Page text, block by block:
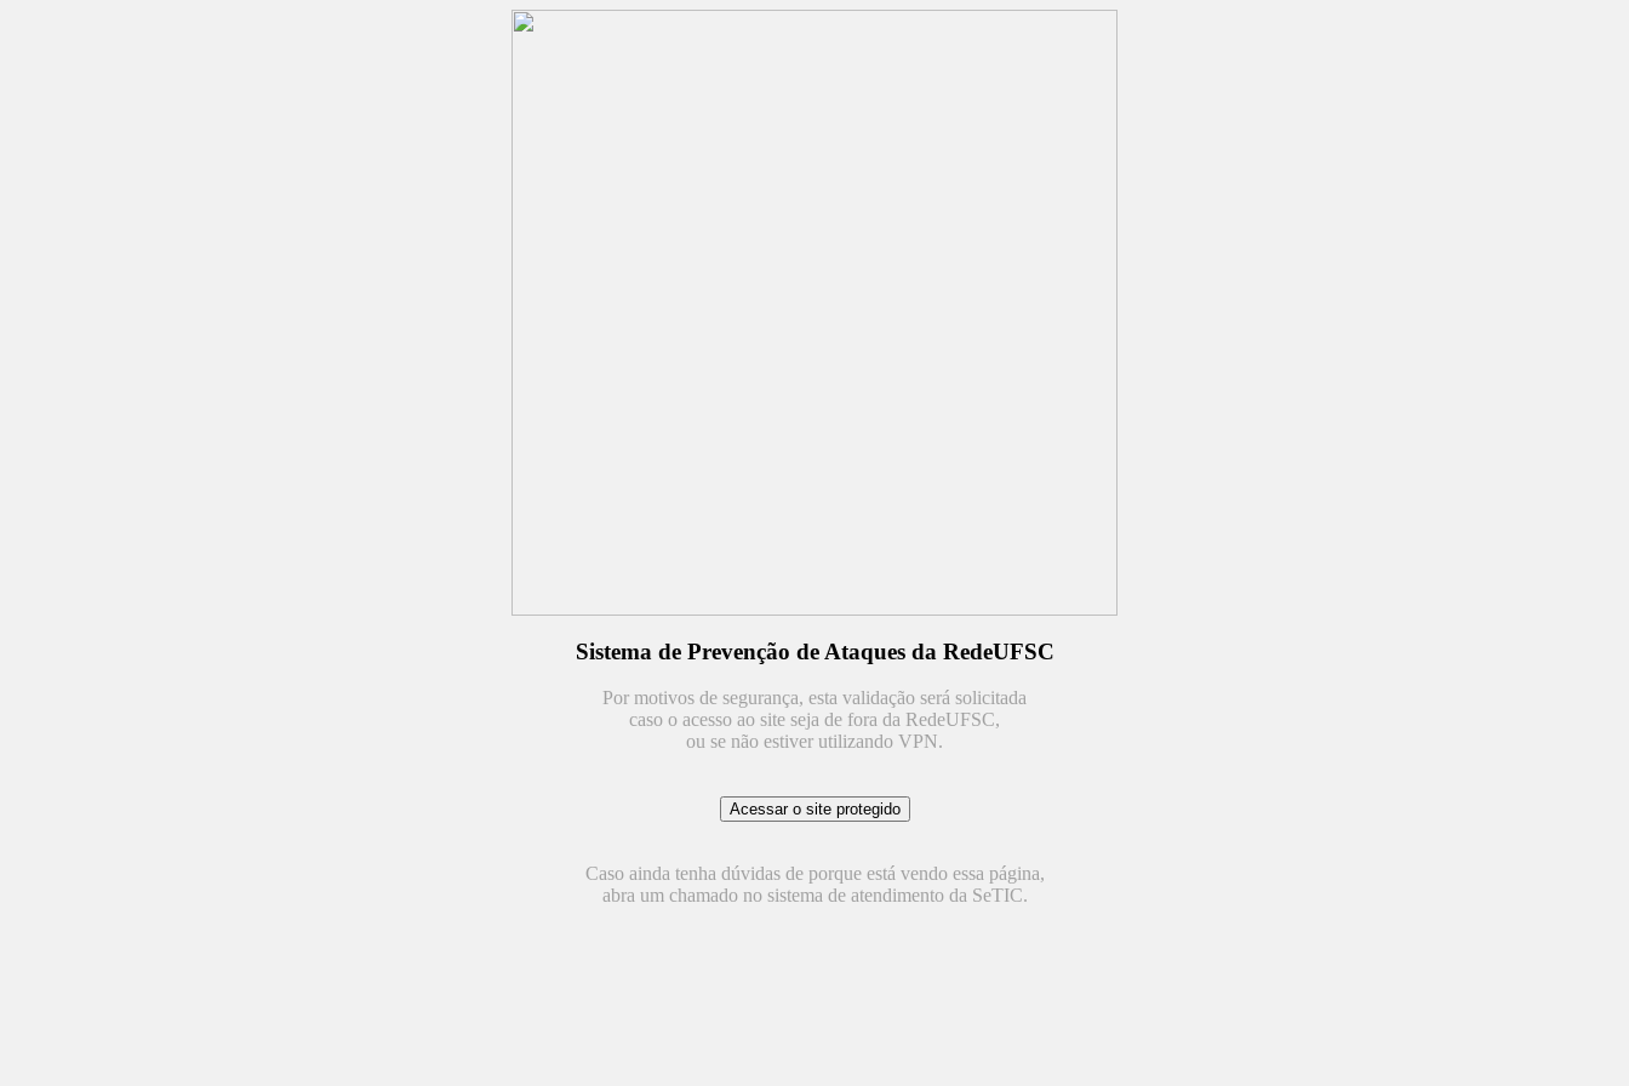
Sistema de Prevenção de Ataques da RedeUFSC
Por motivos de segurança, esta validação será solicitada
caso o acesso ao site seja de fora da RedeUFSC,
ou se não estiver utilizando VPN.
Caso ainda tenha dúvidas de porque está vendo essa página,
abra um chamado no sistema de atendimento da SeTIC.